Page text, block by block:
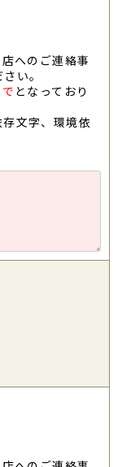
へのご連絡事
い。
となっており
文字、環境依